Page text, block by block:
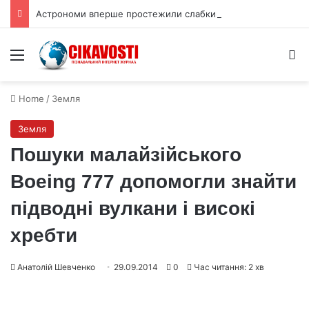
Menu
Home / Земля
Земля
Пошуки малайзійського
Boeing 777 допомогли знайти
підводні вулкани і високі
хребти
Анатолій Шевченко 29.09.2014 0 Час читання: 2 хв